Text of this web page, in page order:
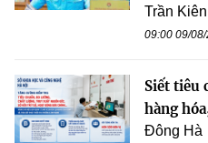
Trần Kiên
09:00 09/
Siết tiêu
hàng
Đông Hà